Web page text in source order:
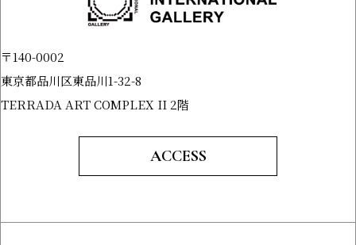
〒140-0002
東京都品川区東品川1-32-8
TERRADA ART COMPLEX II 2階
ACCESS